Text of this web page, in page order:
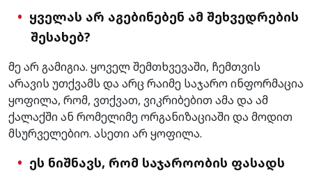
ყველას არ აგებინებენ ამ შეხვედრების
შესახებ?
მე არ გამიგია. ყოველ შემთხვევაში, ჩემთვის
არავის უთქვამს და არც რაიმე საჯარო ინფორმაცია
ყოფილა, რომ, ვთქვათ, ვიკრიბებით ამა და ამ
ქალაქში ან რომელიმე ორგანიზაციაში და მოდით
მსურველებიო. ასეთი არ ყოფილა.
ეს ნიშნავს, რომ საჯაროობის ფასადს